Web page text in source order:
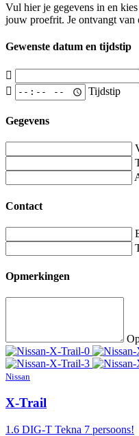
Vul hier je gegevens in en
jouw proefrit. Je ontvangt van
Gewenste datum en tijdstip
Tijdstip
Gegevens
Contact
Opmerkingen
Nissan
X-Trail
1.6 DIG-T Tekna 7 persoons!